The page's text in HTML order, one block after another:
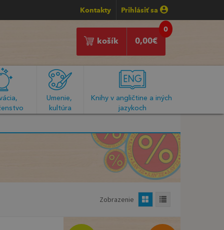
Kontakty Prihlásiť sa
0
0,00€
košík
Umenie,
kultúra
Knihy v angličtine a iných
jazykoch
Zobrazenie